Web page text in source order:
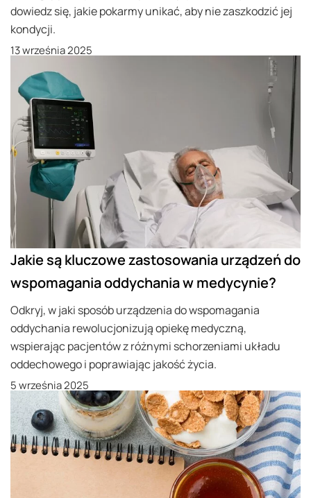
dowiedz się, jakie pokarmy unikać, aby nie zaszkodzić jej
kondycji.
13 września 2025
Jakie są kluczowe zastosowania urządzeń do
wspomagania oddychania w medycynie?
Odkryj, w jaki sposób urządzenia do wspomagania
oddychania rewolucjonizują opiekę medyczną,
wspierając pacjentów z różnymi schorzeniami układu
oddechowego i poprawiając jakość życia.
5 września 2025